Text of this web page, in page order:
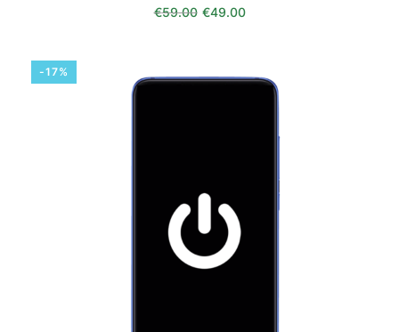
€59.00 O preço original era: €59.00.
€49.00O preço atual é:
-17%